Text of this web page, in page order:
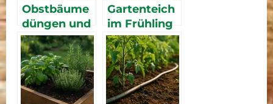
Obstbäume
düngen und
pflegen im
Frühjahr
2026 – So
startest du
in eine
Gartenteich
im Frühling
vorbereiten
2026 – Algen
bekämpfen
und Technik
prüfen